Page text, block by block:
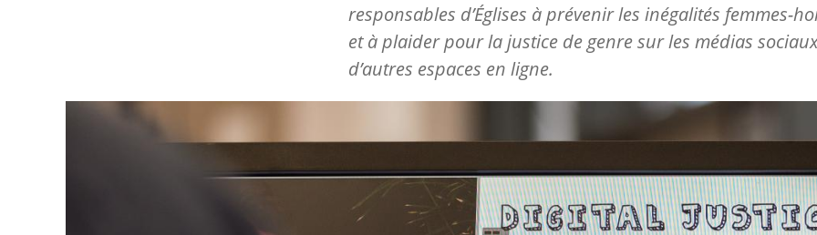
responsables d’Églises à prévenir les inégalités femmes-
et à plaider pour la justice de genre sur les médias
d’autres espaces en ligne.